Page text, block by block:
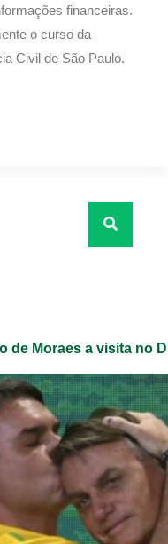
financeiras.
o curso da
Civil de São Paulo.
de Moraes a visita no